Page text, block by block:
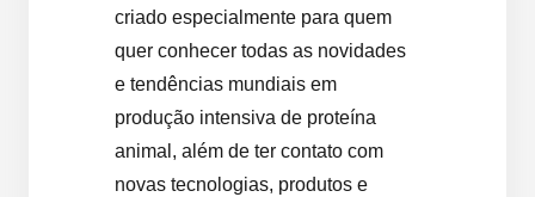
criado especialmente para quem
quer conhecer todas as novidades
e tendências mundiais em
produção intensiva de proteína
animal, além de ter contato com
novas tecnologias, produtos e